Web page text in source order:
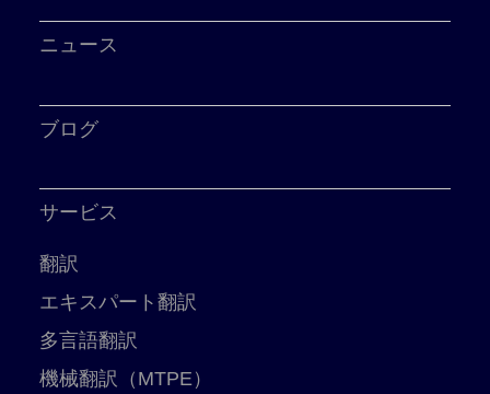
ニュース
ブログ
サービス
翻訳
エキスパート翻訳
多言語翻訳
機械翻訳（MTPE）